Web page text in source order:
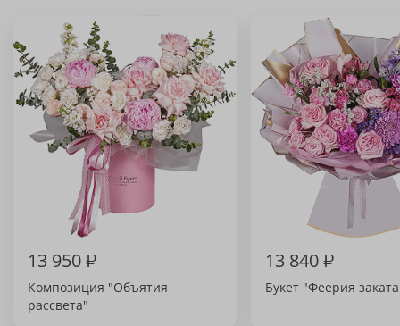
13 950₽
Композиция "Объятия
рассвета"
13 840₽
Букет "Феерия